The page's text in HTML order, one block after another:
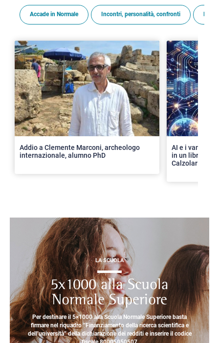
Accade in Normale Incontri, personalità, confronti
Addio a Clemente Marconi, archeologo
internazionale, alumno PhD
AI e i vantaggi
in un libro con
Calzolari
>
LA SCUOLA
5x1000 alla Scuola
Normale Superiore
Per destinare il 5×1000 alla Scuola Normale Superiore basta
firmare nel riquadro “Finanziamento della ricerca scientifica e
dell’università” della dichiarazione dei redditi e inserire il codice